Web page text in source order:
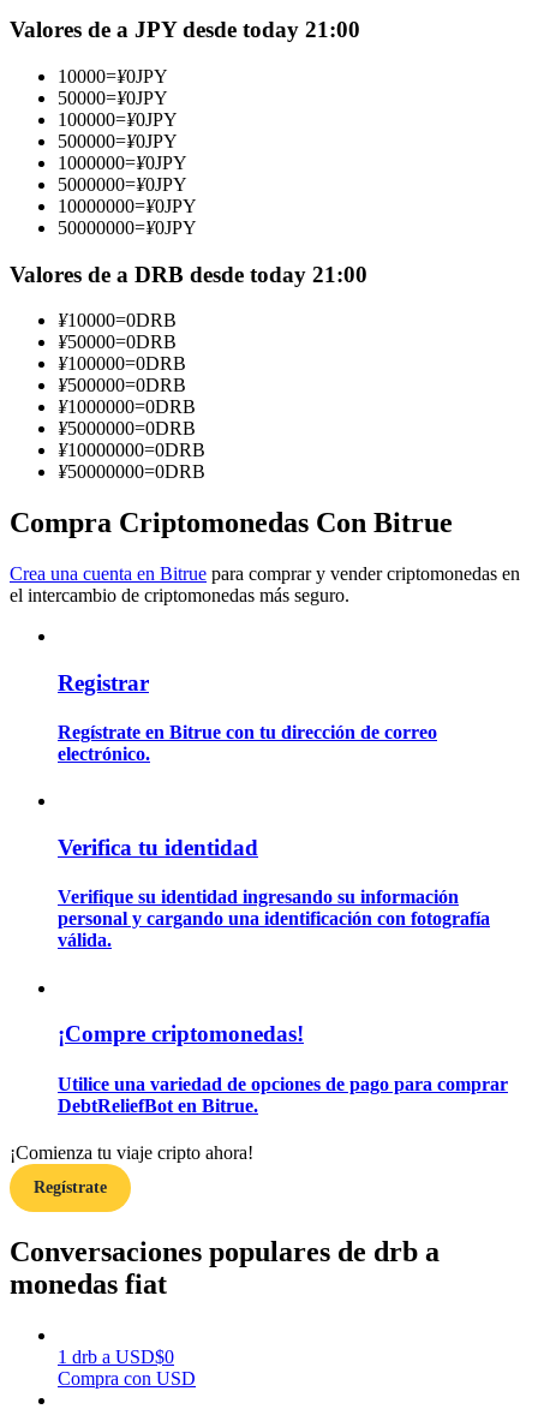
Únete a los mejores traders
Conviértete en un Trader de Copia
Disfruta del reparto de beneficios y comisiones de copy trading
Análisis de big data que incluye información comercial, etc.
Guía
Guía de inicio de futuros
Aprenda cómo mantenerse rentable
Valores de a JPY desde today 21:00
10000=¥0JPY
50000=¥0JPY
100000=¥0JPY
500000=¥0JPY
1000000=¥0JPY
5000000=¥0JPY
10000000=¥0JPY
50000000=¥0JPY
Valores de a DRB desde today 21:00
¥10000=0DRB
¥50000=0DRB
¥100000=0DRB
¥500000=0DRB
¥1000000=0DRB
¥5000000=0DRB
¥10000000=0DRB
¥50000000=0DRB
Compra Criptomonedas Con Bitrue
Crea una cuenta en Bitrue para comprar y vender criptomonedas en
el intercambio de criptomonedas más seguro.
Registrar
Regístrate en Bitrue con tu dirección de correo
electrónico.
Verifica tu identidad
Verifique su identidad ingresando su información
personal y cargando una identificación con fotografía
válida.
¡Compre criptomonedas!
Utilice una variedad de opciones de pago para comprar
DebtReliefBot en Bitrue.
¡Comienza tu viaje cripto ahora!
Regístrate
Conversaciones populares de drb a
monedas fiat
1 drb a USD$0
Compra con USD